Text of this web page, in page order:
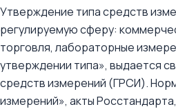
Утверждение типа средств
регулируемую сферу:
торговля, лабораторные
утверждении типа», выдается
средств измерений (ГРСИ).
измерений», акты